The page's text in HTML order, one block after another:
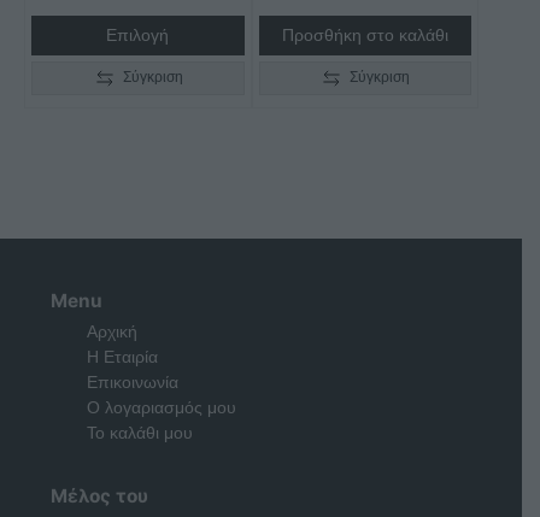
through
€1.350,00
Επιλογή
Σύγκριση
Προσθήκη στο καλάθι
Σύγκριση
Menu
Αρχική
Η Εταιρία
Επικοινωνία
Ο λογαριασμός μου
Το καλάθι μου
Μέλος του